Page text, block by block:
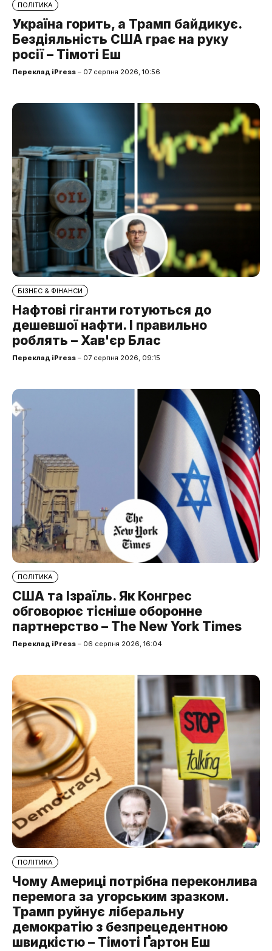
ПОЛІТИКА
Україна горить, а Трамп байдикує.
Бездіяльність США грає на руку
росії – Тімоті Еш
Переклад iPress – 07 серпня 2026, 10:56
БІЗНЕС & ФІНАНСИ
Нафтові гіганти готуються до
дешевшої нафти. І правильно
роблять – Хав'єр Блас
Переклад iPress – 07 серпня 2026, 09:15
ПОЛІТИКА
США та Ізраїль. Як Конгрес
обговорює тісніше оборонне
партнерство – The New York Times
Переклад iPress – 06 серпня 2026, 16:04
ПОЛІТИКА
Чому Америці потрібна переконлива
перемога за угорським зразком.
Трамп руйнує ліберальну
демократію з безпрецедентною
швидкістю – Тімоті Ґартон Еш